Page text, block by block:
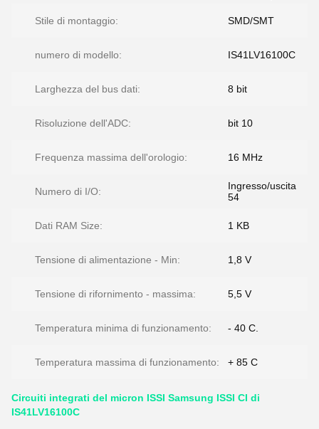
Stile di montaggio: SMD/SMT
numero di modello: IS41LV16100C
Larghezza del bus dati: 8 bit
Risoluzione dell'ADC: bit 10
Frequenza massima dell'orologio: 16 MHz
Numero di I/O:
Ingresso/uscita
54
Dati RAM Size: 1 KB
Tensione di alimentazione - Min: 1,8 V
Tensione di rifornimento - massima: 5,5 V
Temperatura minima di funzionamento: - 40 C.
Temperatura massima di funzionamento: + 85 C
Circuiti integrati del micron ISSI Samsung ISSI CI di
IS41LV16100C